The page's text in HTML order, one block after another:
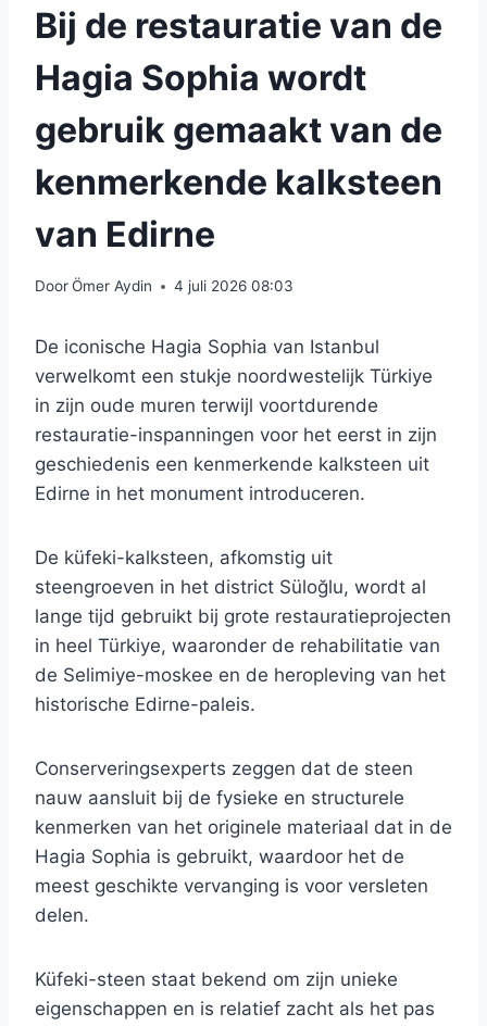
Bij de restauratie van de
Hagia Sophia wordt
gebruik gemaakt van de
kenmerkende kalksteen
van Edirne
DoorÖmer Aydin 4 juli 2026 08:03
De iconische Hagia Sophia van Istanbul
verwelkomt een stukje noordwestelijk Türkiye
in zijn oude muren terwijl voortdurende
restauratie-inspanningen voor het eerst in zijn
geschiedenis een kenmerkende kalksteen uit
Edirne in het monument introduceren.
De küfeki-kalksteen, afkomstig uit
steengroeven in het district Süloğlu, wordt al
lange tijd gebruikt bij grote restauratieprojecten
in heel Türkiye, waaronder de rehabilitatie van
de Selimiye-moskee en de heropleving van het
historische Edirne-paleis.
Conserveringsexperts zeggen dat de steen
nauw aansluit bij de fysieke en structurele
kenmerken van het originele materiaal dat in de
Hagia Sophia is gebruikt, waardoor het de
meest geschikte vervanging is voor versleten
delen.
Küfeki-steen staat bekend om zijn unieke
eigenschappen en is relatief zacht als het pas